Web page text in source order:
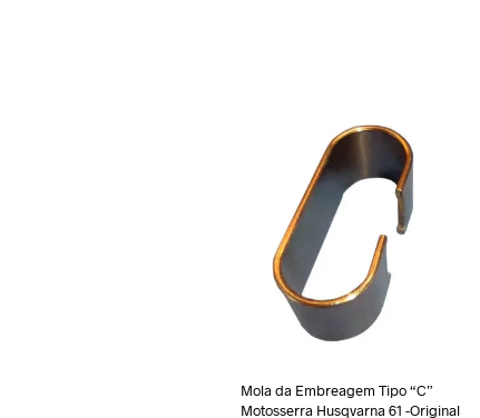
Mola da Embreagem Tipo “C”
Motosserra Husqvarna 61 -Original